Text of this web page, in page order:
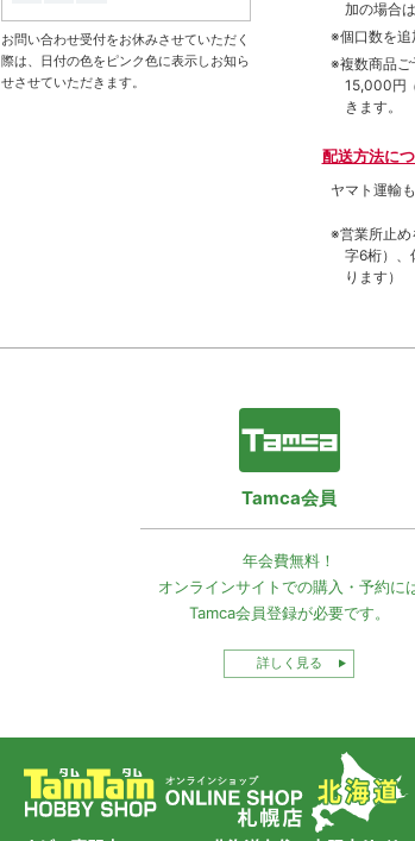
加の場合
※個口数を追
※複数商品
15,000円
きます。
配送方法に
ヤマト運輸
※営業所止め
字6桁）、
ります）
お問い合わせ受付をお休みさせていただく
際は、日付の色をピンク色に表示しお知ら
せさせていただきます。
Tamca会員
年会費無料！
オンラインサイトでの購入・予約に
Tamca会員登録が必要です。
詳しく見る